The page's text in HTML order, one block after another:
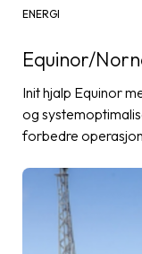
ENERGI
Equinor/
Init hjalp Equinor
og
forbedre